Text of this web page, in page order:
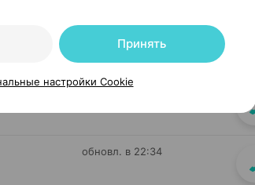
обновл. в 19:50
обновл. в 22:34
Принять
настройки Cookie